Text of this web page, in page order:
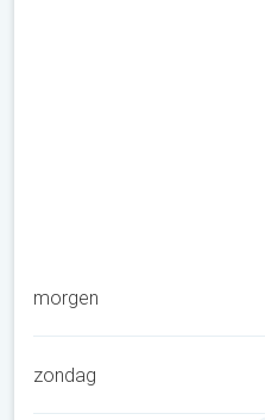
morgen
zondag